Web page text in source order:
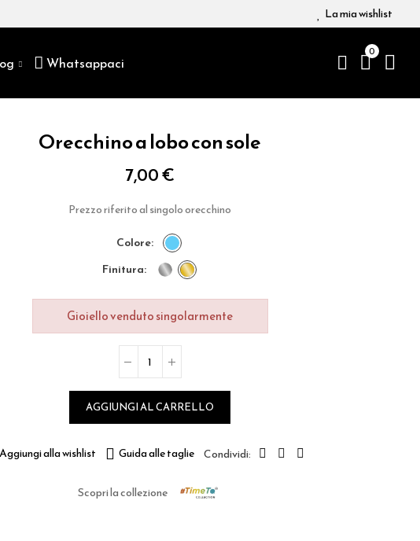
La mia wishlist
Whatsappaci
0
Orecchino a lobo con sole
7,00 €
Prezzo riferito al singolo orecchino
colore
finitura
Gioiello venduto singolarmente
AGGIUNGI AL CARRELLO
Aggiungi alla wishlist Guida alle taglie
Scopri la collezione